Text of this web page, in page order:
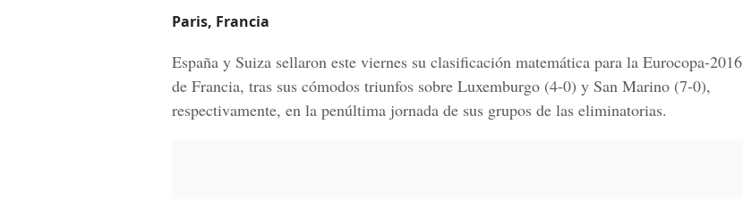
Paris, Francia
España y Suiza sellaron este viernes su clasificación matemática para la Eurocopa-2016
de Francia, tras sus cómodos triunfos sobre Luxemburgo (4-0) y San Marino (7-0),
respectivamente, en la penúltima jornada de sus grupos de las eliminatorias.